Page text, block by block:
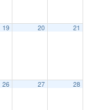
19 20 21
26 27 28